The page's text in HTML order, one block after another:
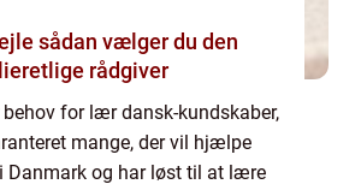
du den
rådgiver
for lær dansk-kundskaber,
mange, der vil hjælpe
Danmark og har løst til at lære